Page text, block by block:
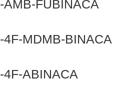
-AMB-FUBINACA
-4F-MDMB-BINACA
-4F-ABINACA